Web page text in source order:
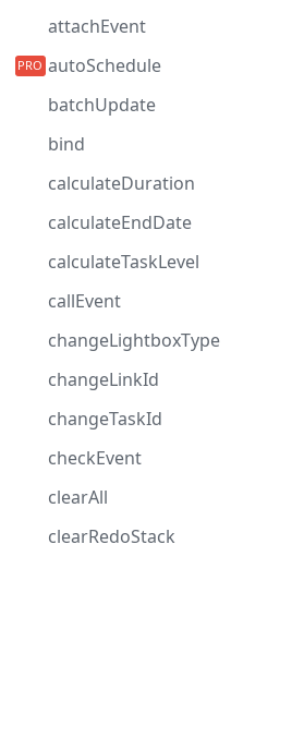
attachEvent
autoSchedule
batchUpdate
bind
calculateDuration
calculateEndDate
calculateTaskLevel
callEvent
changeLightboxType
changeLinkId
changeTaskId
checkEvent
clearAll
clearRedoStack